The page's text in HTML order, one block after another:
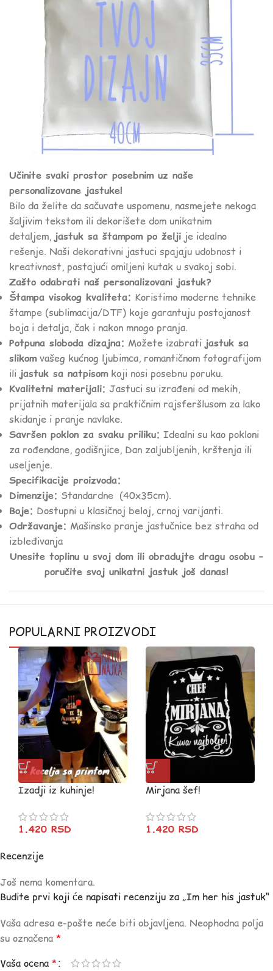
Učinite svaki prostor posebnim uz naše
personalizovane jastuke!
Bilo da želite da sačuvate uspomenu, nasmejete nekoga
šaljivim tekstom ili dekorišete dom unikatnim
detaljem,jastuk sa štampom po želji je idealno
rešenje. Naši dekorativni jastuci spajaju udobnost i
kreativnost, postajući omiljeni kutak u svakoj sobi.
Zašto odabrati naš personalizovani jastuk?
Štampa visokog kvaliteta: Koristimo moderne tehnike
štampe (sublimacija/DTF) koje garantuju postojanost
boja i detalja, čak i nakon mnogo pranja.
Potpuna sloboda dizajna: Možete izabratijastuk sa
slikomvašeg kućnog ljubimca, romantičnom fotografijom
ilijastuk sa natpisomkoji nosi posebnu poruku.
Kvalitetni materijali: Jastuci su izrađeni od mekih,
prijatnih materijala sa praktičnim rajsferšlusom za lako
skidanje i pranje navlake.
Savršen poklon za svaku priliku: Idealni su kao pokloni
za rođendane, godišnjice, Dan zaljubljenih, krštenja ili
useljenje.
Specifikacije proizvoda:
Dimenzije: Standardne (40x35cm).
Boje: Dostupni u klasičnoj beloj, crnoj varijanti.
Održavanje: Mašinsko pranje jastučnice bez straha od
izbleđivanja
Unesite toplinu u svoj dom ili obradujte dragu osobu –
poručite svoj unikatni jastuk još danas!
POPULARNI PROIZVODI
Izadji iz kuhinje!
1.420 RSD
Mirjana šef!
1.420 RSD
Recenzije
Još nema komentara.
Budite prvi koji će napisati recenziju za „Im her his jastuk“
Vaša adresa e-pošte neće biti objavljena. Neophodna polja
su označena *
Vaša ocena *